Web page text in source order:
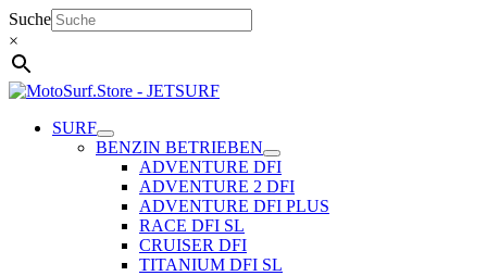
Zum
Inhalt
springen
Suche
×
SURF
BENZIN BETRIEBEN
ADVENTURE DFI
ADVENTURE 2 DFI
ADVENTURE DFI PLUS
RACE DFI SL
CRUISER DFI
TITANIUM DFI SL